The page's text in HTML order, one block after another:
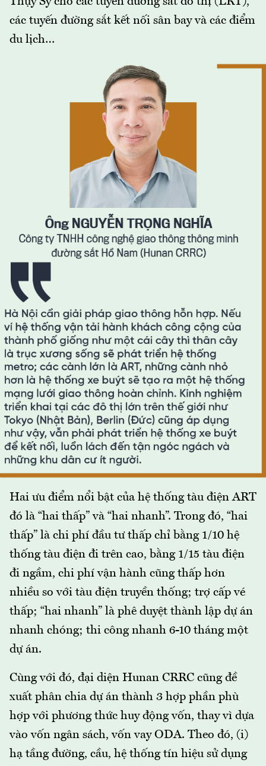
các tuyến đường sắt kết nối sân bay và các điểm
du lịch…
Hai ưu điểm nổi bật của hệ thống tàu điện ART
đó là “hai thấp” và “hai nhanh”. Trong đó, “hai
thấp” là chi phí đầu tư thấp chỉ bằng 1/10 hệ
thống tàu điện đi trên cao, bằng 1/15 tàu điện
đi ngầm, chi phí vận hành cũng thấp hơn
nhiều so với tàu điện truyền thống; trợ cấp vé
thấp; “hai nhanh” là phê duyệt thành lập dự án
nhanh chóng; thi công nhanh 6-10 tháng một
dự án.
Cùng với đó, đại diện Hunan CRRC cũng đề
xuất phân chia dự án thành 3 hợp phần phù
hợp với phương thức huy động vốn, thay vì dựa
vào vốn ngân sách, vốn vay ODA. Theo đó, (i)
hạ tầng đường, cầu, hệ thống tín hiệu sử dụng